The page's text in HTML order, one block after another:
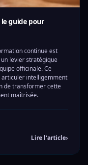
le guide pour
continue est
levier stratégique
officinale. Ce
articuler intelligemment
de transformer cette
maîtrisée.
Lire l'article›